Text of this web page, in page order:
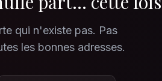
qui n'existe pas. Pas
les bonnes adresses.